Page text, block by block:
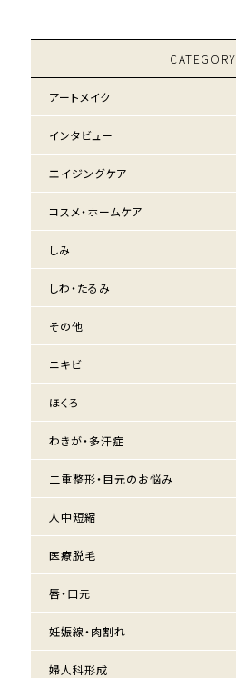
CATEGORY
アートメイク
インタビュー
エイジングケア
コスメ・ホームケア
しみ
しわ・たるみ
その他
ニキビ
ほくろ
わきが・多汗症
二重整形・目元のお悩み
人中短縮
医療脱毛
唇・口元
妊娠線・肉割れ
婦人科形成